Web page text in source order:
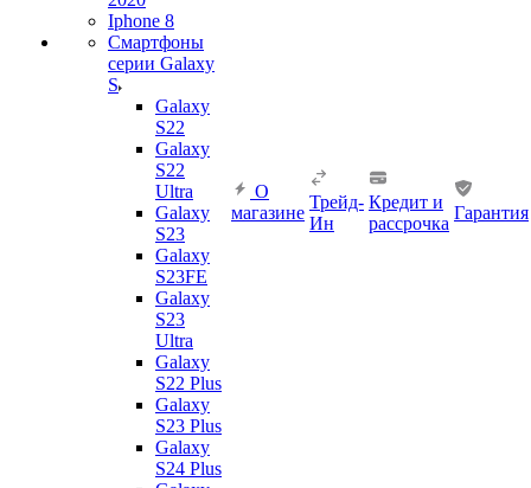
Iphone 8
Смартфоны
серии Galaxy
S
Galaxy
S22
Galaxy
S22
Ultra
Galaxy
S23
Galaxy
S23FE
Galaxy
S23
Ultra
Galaxy
S22 Plus
Galaxy
S23 Plus
Galaxy
S24 Plus
О
магазине
Трейд-
Ин
Кредит и
рассрочка
Гарантия